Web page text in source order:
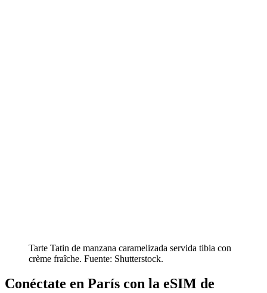
Tarte Tatin de manzana caramelizada servida tibia con
crème fraîche. Fuente: Shutterstock.
Conéctate en París con la eSIM de